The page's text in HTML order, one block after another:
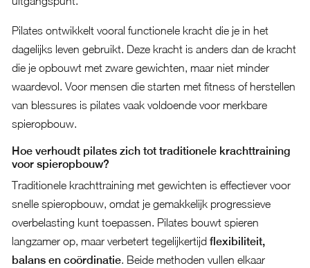
Pilates ontwikkelt vooral functionele kracht die je in het
dagelijks leven gebruikt. Deze kracht is anders dan de kracht
die je opbouwt met zware gewichten, maar niet minder
waardevol. Voor mensen die starten met fitness of herstellen
van blessures is pilates vaak voldoende voor merkbare
spieropbouw.
Hoe verhoudt pilates zich tot traditionele krachttraining
voor spieropbouw?
Traditionele krachttraining met gewichten is effectiever voor
snelle spieropbouw, omdat je gemakkelijk progressieve
overbelasting kunt toepassen. Pilates bouwt spieren
langzamer op, maar verbetert tegelijkertijd flexibiliteit,
balans en coördinatie. Beide methoden vullen elkaar